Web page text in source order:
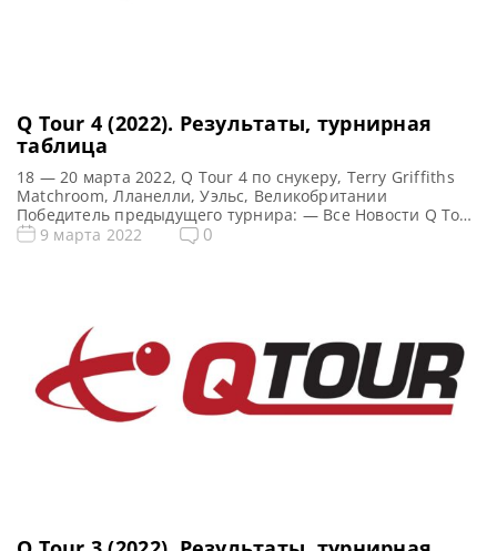
Q Tour 4 (2022). Результаты, турнирная
таблица
18 — 20 марта 2022, Q Tour 4 по снукеру, Terry Griffiths
Matchroom, Лланелли, Уэльс, Великобритании
Победитель предыдущего турнира: — Все Новости Q Tour
2022 Все новости и результаты Q Tour 4 (2022)
9 марта 2022 0